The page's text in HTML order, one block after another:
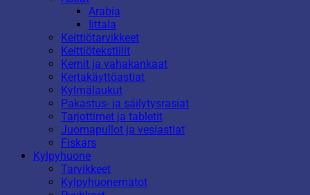
Arabia
Iittala
Keittiötarvikkeet
Keittiötekstiilit
Kernit ja vahakankaat
Kertakäyttöastiat
Kylmälaukut
Pakastus- ja säilytysrasiat
Tarjottimet ja tabletit
Juomapullot ja vesiastiat
Fiskars
Kylpyhuone
Tarvikkeet
Kylpyhuonematot